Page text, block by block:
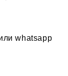
whatsapp